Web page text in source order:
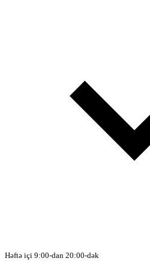
Həftə içi 9:00-dan 20:00-dək